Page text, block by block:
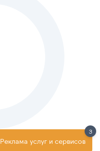
Реклама услуг и сервисов
3